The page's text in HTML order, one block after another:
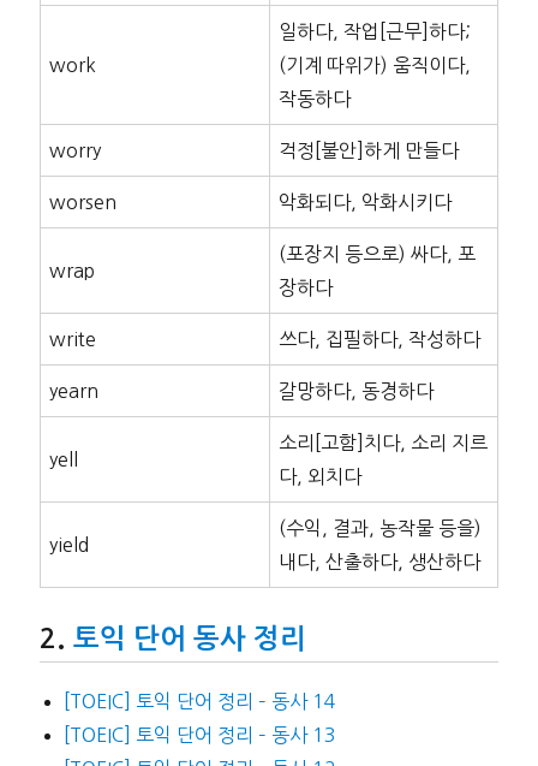
work
일하다, 작업[근무]하다;
(기계 따위가) 움직이다,
작동하다
worry 걱정[불안]하게 만들다
worsen 악화되다, 악화시키다
wrap
(포장지 등으로) 싸다, 포
장하다
write 쓰다, 집필하다, 작성하다
yearn 갈망하다, 동경하다
yell
소리[고함]치다, 소리 지르
다, 외치다
yield
(수익, 결과, 농작물 등을)
내다, 산출하다, 생산하다
토익 단어 동사 정리
[TOEIC] 토익 단어 정리 – 동사 14
[TOEIC] 토익 단어 정리 – 동사 13